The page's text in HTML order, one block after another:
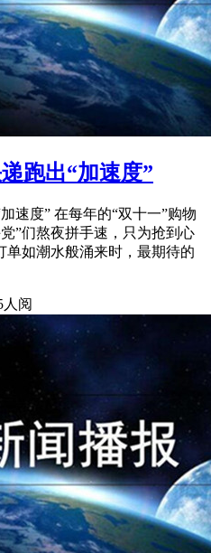
跑出“加速度”
速度” 在每年的“双十一”购物
”们熬夜拼手速，只为抢到心
单如潮水般涌来时，最期待的
人阅